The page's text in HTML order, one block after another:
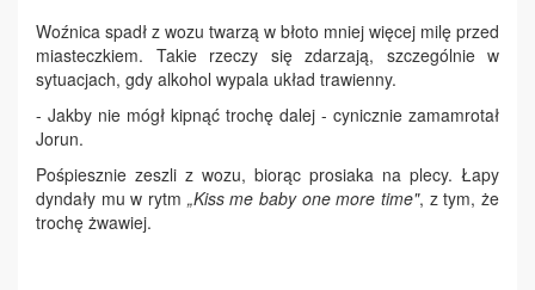
Woźnica spadł z wozu twarzą w błoto mniej więcej milę przed
miasteczkiem. Takie rzeczy się zdarzają, szczególnie w
sytuacjach, gdy alkohol wypala układ trawienny.
- Jakby nie mógł kipnąć trochę dalej - cynicznie zamamrotał
Jorun.
Pośpiesznie zeszli z wozu, biorąc prosiaka na plecy. Łapy
dyndały mu w rytm „Kiss me baby one more time", z tym, że
trochę żwawiej.